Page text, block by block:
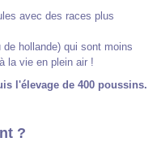
avec des races plus
hollande) qui sont moins
la vie en plein air !
l'élevage de 400 poussins.
?